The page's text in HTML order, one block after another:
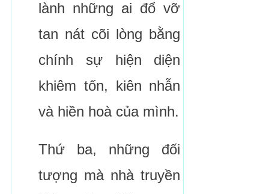
lành những ai đổ vỡ
tan nát cõi lòng bằng
chính sự hiện diện
khiêm tốn, kiên nhẫn
và hiền hoà của mình.
Thứ ba, những đối
tượng mà nhà truyền